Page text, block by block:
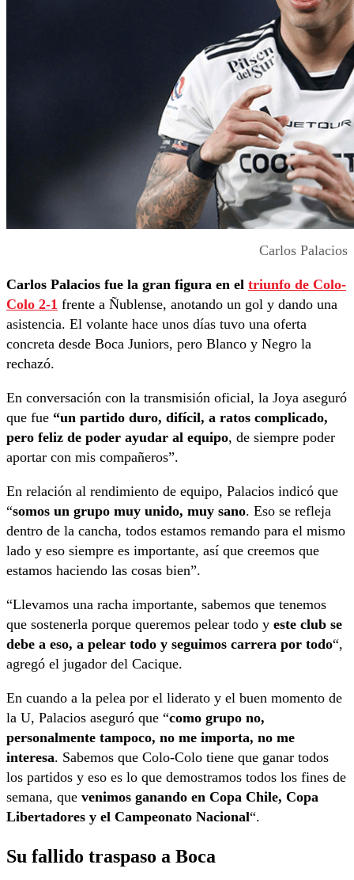
Carlos Palacios
Carlos Palacios fue la gran figura en el triunfo de Colo-
Colo 2-1 frente a Ñublense, anotando un gol y dando una
asistencia. El volante hace unos días tuvo una oferta
concreta desde Boca Juniors, pero Blanco y Negro la
rechazó.
En conversación con la transmisión oficial, la Joya aseguró
que fue “un partido duro, difícil, a ratos complicado,
pero feliz de poder ayudar al equipo, de siempre poder
aportar con mis compañeros”.
En relación al rendimiento de equipo, Palacios indicó que
“somos un grupo muy unido, muy sano. Eso se refleja
dentro de la cancha, todos estamos remando para el mismo
lado y eso siempre es importante, así que creemos que
estamos haciendo las cosas bien”.
“Llevamos una racha importante, sabemos que tenemos
que sostenerla porque queremos pelear todo y este club se
debe a eso, a pelear todo y seguimos carrera por todo“,
agregó el jugador del Cacique.
En cuando a la pelea por el liderato y el buen momento de
la U, Palacios aseguró que “como grupo no,
personalmente tampoco, no me importa, no me
interesa. Sabemos que Colo-Colo tiene que ganar todos
los partidos y eso es lo que demostramos todos los fines de
semana, que venimos ganando en Copa Chile, Copa
Libertadores y el Campeonato Nacional“.
Su fallido traspaso a Boca